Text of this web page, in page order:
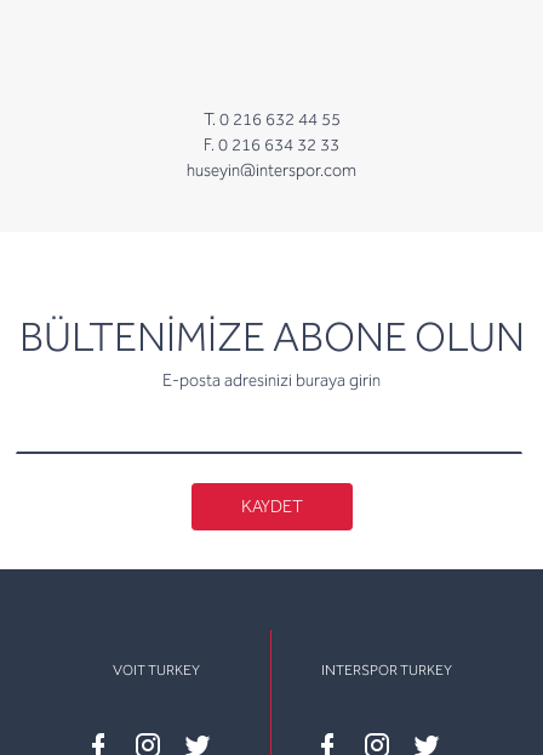
T. 0 216 632 44 55
F. 0 216 634 32 33
huseyin@interspor.com
BÜLTENİMİZE ABONE OLUN
E-posta adresinizi buraya girin
newsletter
KAYDET
VOIT TURKEY INTERSPOR TURKEY